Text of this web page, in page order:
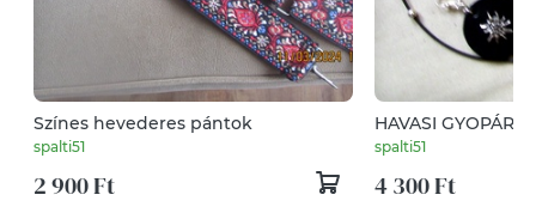
Színes hevederes pántok
spalti51
2 900 Ft
HAVASI GYOPÁROS
bőrből
spalti51
4 300 Ft